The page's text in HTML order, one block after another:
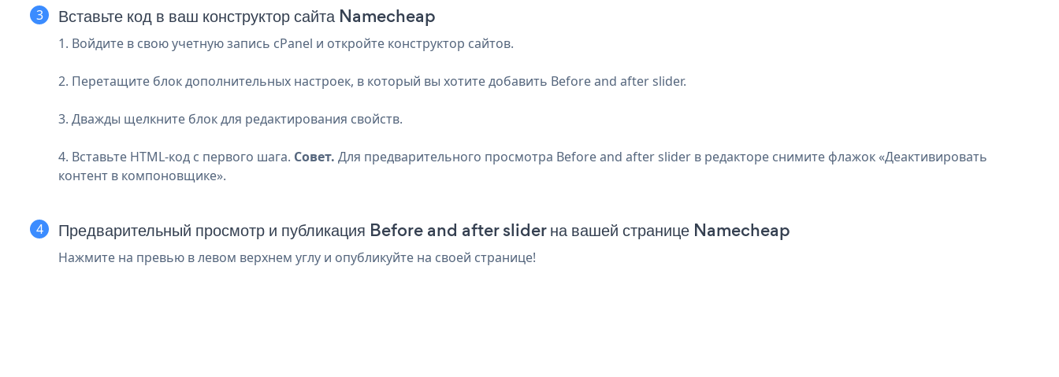
Вставьте код в ваш конструктор сайта Namecheap
1. Войдите в свою учетную запись cPanel и откройте конструктор сайтов.
2. Перетащите блок дополнительных настроек, в который вы хотите добавить Before and after slider.
3. Дважды щелкните блок для редактирования свойств.
4. Вставьте HTML-код с первого шага. Совет. Для предварительного просмотра Before and after slider в редакторе снимите флажок «Деактивировать
контент в компоновщике».
Предварительный просмотр и публикация Before and after slider на вашей странице Namecheap
Нажмите на превью в левом верхнем углу и опубликуйте на своей странице!